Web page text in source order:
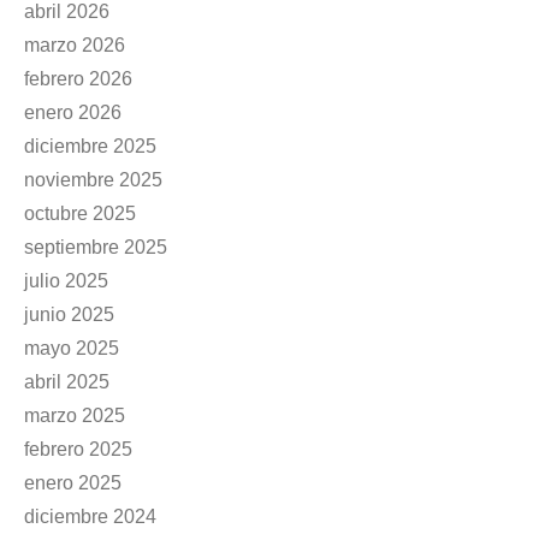
abril 2026
marzo 2026
febrero 2026
enero 2026
diciembre 2025
noviembre 2025
octubre 2025
septiembre 2025
julio 2025
junio 2025
mayo 2025
abril 2025
marzo 2025
febrero 2025
enero 2025
diciembre 2024